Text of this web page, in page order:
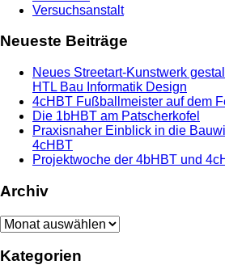
Versuchsanstalt
Neueste Beiträge
Neues Streetart-Kunstwerk
HTL Bau Informatik Design
4cHBT Fußballmeister auf dem
Die 1bHBT am Patscherkofel
Praxisnaher Einblick in die
4cHBT
Projektwoche der 4bHBT und
Archiv
Archiv
Kategorien